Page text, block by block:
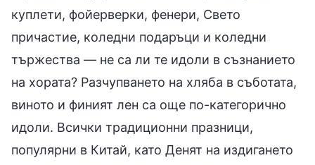
куплети, фойерверки, фенери, Свето
причастие, коледни подаръци и коледни
тържества — не са ли те идоли в съзнанието
на хората? Разчупването на хляба в съботата,
виното и финият лен са още по-категорично
идоли. Всички традиционни празници,
популярни в Китай, като Денят на издигането